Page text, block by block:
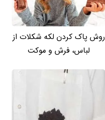
روش پاک کردن لکه شکلات از
لباس، فرش و موکت